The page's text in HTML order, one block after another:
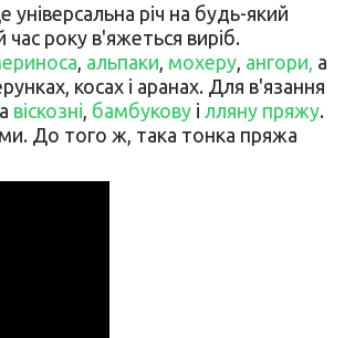
річ на будь-який
року в'яжеться виріб.
альпаки мохеру ангори, а
косах і аранах. Для в'язання
віскозні бамбукову і лляну пряжу.
До того ж, така тонка пряжа